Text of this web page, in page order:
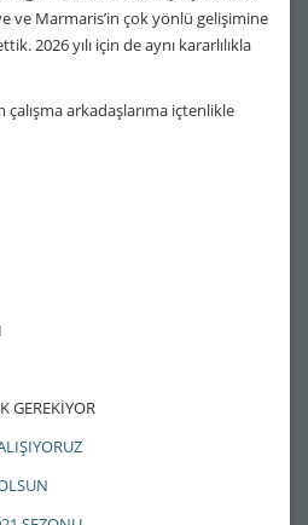
ve Marmaris’in çok yönlü gelişimine
2026 yılı için de aynı kararlılıkla
arkadaşlarıma içtenlikle
GEREKİYOR